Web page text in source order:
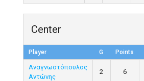
Center
Player G Points
Αναγνωστόπουλος
Αντώνης
2 6